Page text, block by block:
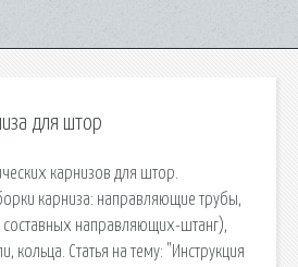
для штор
карнизов для штор.
карниза: направляющие трубы,
составных направляющих-штанг),
кольца. Статья на тему: "Инструкция